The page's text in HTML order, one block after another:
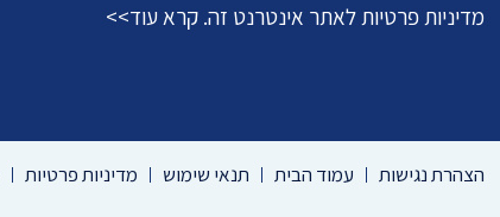
מדיניות פרטיות לאתר אינטרנט זה.קרא עוד>>
הצהרת נגישות עמוד הבית תנאי שימוש מדיניות פרטיות